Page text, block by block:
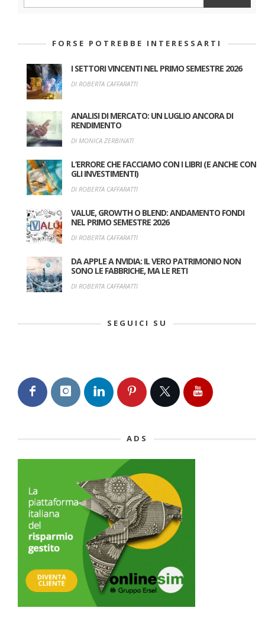
FORSE POTREBBE INTERESSARTI
I SETTORI VINCENTI NEL PRIMO SEMESTRE 2026
DI ROBERTA CAFFARATTI
ANALISI DI MERCATO: UN LUGLIO ANCORA DI
RENDIMENTO
DI MONICA ZERBINATI
L’ERRORE CHE FACCIAMO CON I LIBRI (E ANCHE CON
GLI INVESTIMENTI)
DI ROBERTA CAFFARATTI
VALUE, GROWTH O BLEND: ANDAMENTO FONDI
NEL PRIMO SEMESTRE 2026
DI ROBERTA CAFFARATTI
DA APPLE A NVIDIA: IL VERO PATRIMONIO NON
SONO LE FABBRICHE, MA LE RETI
DI ROBERTA CAFFARATTI
SEGUICI SU
ADS